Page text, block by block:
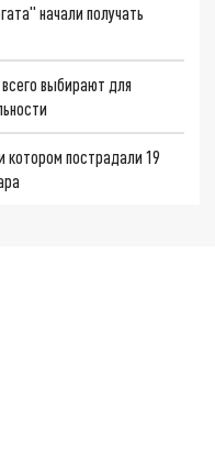
начали получать
выбирают для
котором пострадали 19